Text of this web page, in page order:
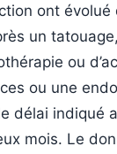
ont évolué
un
ou
ou une
délai indiqué
mois. Le